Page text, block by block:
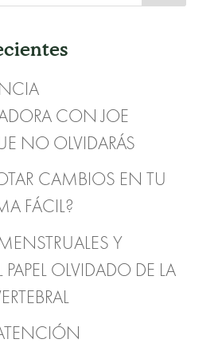
CON JOE
NO OLVIDARÁS
CAMBIOS EN TU
FÁCIL?
Y
PAPEL OLVIDADO DE LA